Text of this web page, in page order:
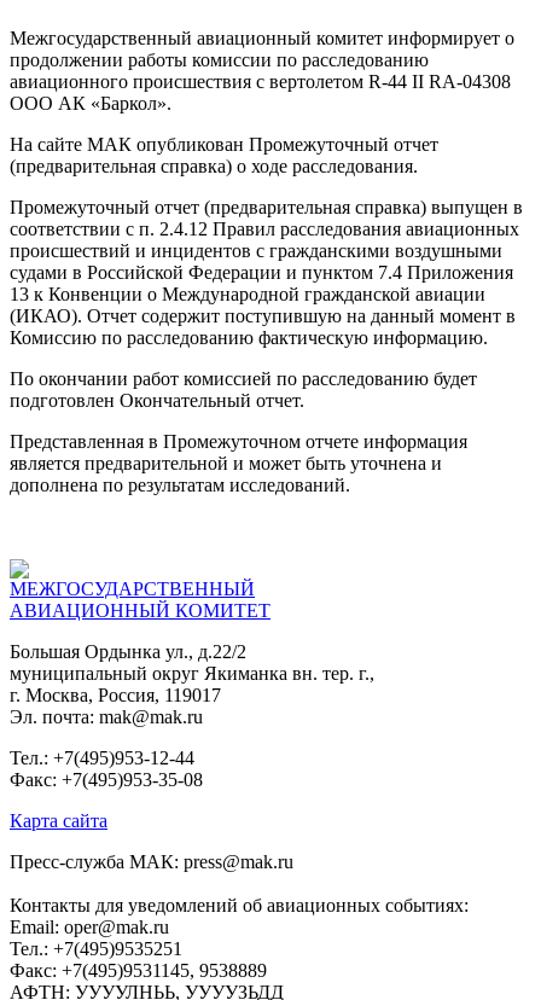
Межгосударственный авиационный комитет информирует о
продолжении работы комиссии по расследованию
авиационного происшествия с вертолетом R-44 II RA-04308
ООО АК «Баркол».
На сайте МАК опубликован Промежуточный отчет
(предварительная справка) о ходе расследования.
Промежуточный отчет (предварительная справка) выпущен в
соответствии с п. 2.4.12 Правил расследования авиационных
происшествий и инцидентов с гражданскими воздушными
судами в Российской Федерации и пунктом 7.4 Приложения
13 к Конвенции о Международной гражданской авиации
(ИКАО). Отчет содержит поступившую на данный момент в
Комиссию по расследованию фактическую информацию.
По окончании работ комиссией по расследованию будет
подготовлен Окончательный отчет.
Представленная в Промежуточном отчете информация
является предварительной и может быть уточнена и
дополнена по результатам исследований.
МЕЖГОСУДАРСТВЕННЫЙ
АВИАЦИОННЫЙ КОМИТЕТ
Большая Ордынка ул., д.22/2
муниципальный округ Якиманка вн. тер. г.,
г. Москва, Россия, 119017
Эл. почта: mak@mak.ru
Тел.: +7(495)953-12-44
Факс: +7(495)953-35-08
Карта сайта
Пресс-служба МАК: press@mak.ru
Контакты для уведомлений об авиационных событиях:
Email: oper@mak.ru
Тел.: +7(495)9535251
Факс: +7(495)9531145, 9538889
АФТН: УУУУЛНЬЬ, УУУУЗЬДД